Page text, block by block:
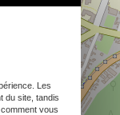
Les
du site, tandis
vous